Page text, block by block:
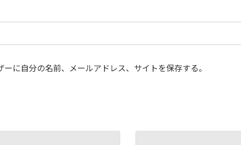
に自分の名前、メールアドレス、サイトを保存する。